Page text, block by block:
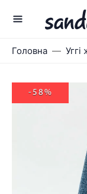
Головна Уггі
-58%